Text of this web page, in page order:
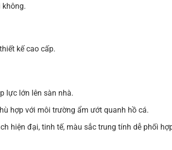
không.
kế cao cấp.
lực lớn lên sàn nhà.
hợp với môi trường ẩm ướt quanh hồ cá.
hiện đại, tinh tế, màu sắc trung tính dễ phối